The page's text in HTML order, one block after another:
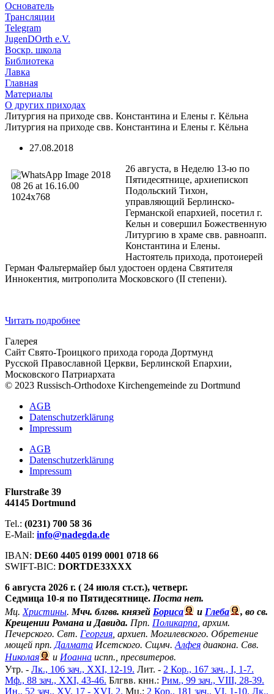
Основатель
Трансляции
Telegram
JugenDOrth e.V.
Воскр. школа
Библиотека
Лавка
Главная
Материалы
О других приходах
Литургия на приходе свв. Константина и Елены г. Кёльна
Литургия на приходе свв. Константина и Елены г. Кёльна
27.08.2018
26 августа, в Неделю 13-ю по
Пятидесятнице, архиепископ
Подольский Тихон,
управляющий Берлинско-
Германской епархией, посетил г.
Кельн и совершил Божественную
Литургию в храме свв. равноапп.
Константина и Елены.
Настоятель прихода, протоиерей
Герман Фальтермайер был удостоен ордена Святителя
Иннокентия, митрополита Московского (II степени).
Читать подробнее
Галерея
Сайт Свято-Троицкого прихода города Дортмунд
Русской Православной Церкви, Берлинской Епархии,
Московского Патриархата
© 2023 Russisch-Orthodoxe Kirchengemeinde zu Dortmund
АGB
Datenschutzerklärung
Impressum
АGB
Datenschutzerklärung
Impressum
Flurstraße 39
44145 Dortmund
Tel.: (0231) 700 58 36
E-Mail: info@nadegda.de
IBAN: DE60 4405 0199 0001 0718 66
SWIFT-BIC: DORTDE33XXX
6 августа 2026 г. ( 24 июля ст.ст.), четверг.
Седмица 10-я по Пятидесятнице. Поста нет.
Мц. Христины. Мчч. блгвв. князей Бориса и Глеба
, во св.
Крещении Романа и Давида. Прп. Поликарпа , архим.
Печерского. Свт. Георгия , архиеп. Могилевского. Обретение
мощей прп. Далмата Исетского. Сщмч. Алфея диакона. Свв.
Николая
и Иоанна испп., пресвитеров.
Утр. - Лк., 106 зач., XXI, 12-19. Лит. - 2 Кор., 167 зач., I, 1-7.
Мф., 88 зач., XXI, 43-46. Блгвв. кнн.: Рим., 99 зач., VIII, 28-39.
Ин., 52 зач., XV, 17 - XVI, 2. Мц.: 2 Кор., 181 зач., VI, 1-10. Лк.,